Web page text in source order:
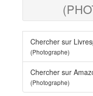
Chercher sur
(Photographe)
Chercher sur
(Photographe)